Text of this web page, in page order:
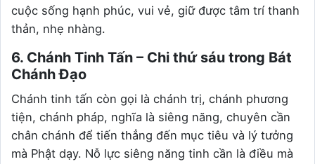
cuộc sống hạnh phúc, vui vẻ, giữ được tâm trí thanh
thản, nhẹ nhàng.
6. Chánh Tinh Tấn – Chi thứ sáu trong Bát
Chánh Đạo
Chánh tinh tấn còn gọi là chánh trị, chánh phương
tiện, chánh pháp, nghĩa là siêng năng, chuyên cần
chân chánh để tiến thẳng đến mục tiêu và lý tưởng
mà Phật dạy. Nỗ lực siêng năng tinh cần là điều mà